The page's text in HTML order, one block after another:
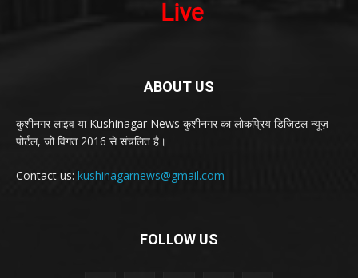
ABOUT US
कुशीनगर लाइव या Kushinagar News कुशीनगर का लोकप्रिय डिजिटल न्यूज़
पोर्टल, जो विगत 2016 से संचलित है।
Contact us: kushinagarnews@gmail.com
FOLLOW US